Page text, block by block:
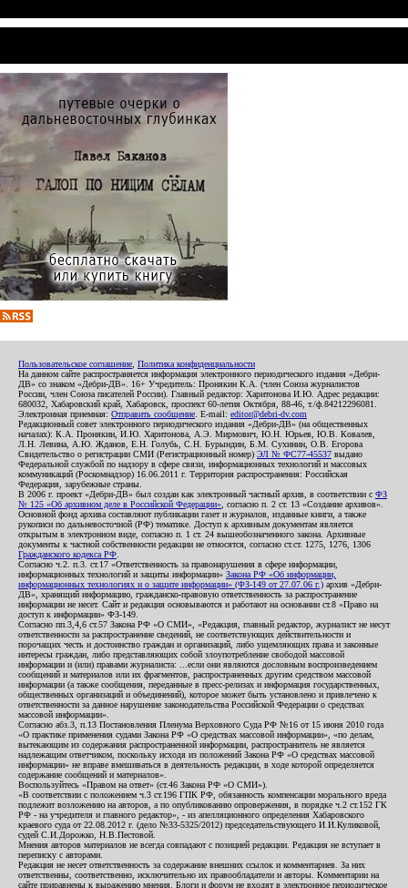
Пользовательское соглашение Политика конфиденциальности
На данном сайте распространяется информация электронного периодического издания «Дебри-
ДВ» со знаком «Дебри-ДВ». 16+ Учредитель: Пронякин К.А. (член Союза журналистов
России, член Союза писателей России). Главный редактор: Харитонова И.Ю. Адрес редакции:
680032, Хабаровский край, Хабаровск, проспект 60-летия Октября, 88-46, т./ф.84212296081.
Электронная приемная: Отправить сообщение . E-mail: editor@debri-dv.com
Редакционный совет электронного периодического издания «Дебри-ДВ» (на общественных
началах): К.А. Пронякин, И.Ю. Харитонова, А.Э. Мирмович, Ю.Н. Юрьев, Ю.В. Ковалев,
Л.Н. Левина, А.Ю. Жданов, Е.Н. Голубь, С.Н. Бурындин, Б.М. Сухинин, О.В. Егорова
Свидетельство о регистрации СМИ (Регистрационный номер) ЭЛ № ФС77-45537 выдано
Федеральной службой по надзору в сфере связи, информационных технологий и массовых
коммуникаций (Роскомнадзор) 16.06.2011 г. Территория распространения: Российская
Федерация, зарубежные страны.
В 2006 г. проект «Дебри-ДВ» был создан как электронный частный архив, в соответствии с ФЗ
№ 125 «Об архивном деле в Российской Федерации» , согласно п. 2 ст. 13 «Создание архивов».
Основной фонд архива составляют публикации газет и журналов, изданные книги, а также
рукописи по дальневосточной (РФ) тематике. Доступ к архивным документам является
открытым в электронном виде, согласно п. 1 ст. 24 вышеобозначенного закона. Архивные
документы к частной собственности редакции не относятся, согласно ст.ст. 1275, 1276, 1306
Гражданского кодекса РФ
Согласно ч.2. п.3. ст.17 «Ответственность за правонарушения в сфере информации,
информационных технологий и защиты информации» Закона РФ «Об информации,
информационных технологиях и о защите информации» (ФЗ-149 от 27.07.06 г.) архив «Дебри-
ДВ», хранящий информацию, гражданско-правовую ответственность за распространение
информации не несет. Сайт и редакция основываются и работают на основании ст.8 «Право на
доступ к информации» ФЗ-149.
Согласно пп.3,4,6 ст.57 Закона РФ «О СМИ», «Редакция, главный редактор, журналист не несут
ответственности за распространение сведений, не соответствующих действительности и
порочащих честь и достоинство граждан и организаций, либо ущемляющих права и законные
интересы граждан, либо представляющих собой злоупотребление свободой массовой
информации и (или) правами журналиста: ...если они являются дословным воспроизведением
сообщений и материалов или их фрагментов, распространенных другим средством массовой
информации (а также сообщения, переданные в пресс-релизах и информация государственных,
общественных организаций и объединений), которое может быть установлено и привлечено к
ответственности за данное нарушение законодательства Российской Федерации о средствах
массовой информации».
Согласно абз.3, п.13 Постановления Пленума Верховного Суда РФ №16 от 15 июня 2010 года
«О практике применения судами Закона РФ «О средствах массовой информации», «по делам,
вытекающим из содержания распространенной информации, распространитель не является
надлежащим ответчиком, поскольку исходя из положений Закона РФ «О средствах массовой
информации» не вправе вмешиваться в деятельность редакции, в ходе которой определяется
содержание сообщений и материалов».
Воспользуйтесь «Правом на ответ» (ст.46 Закона РФ «О СМИ»).
«В соответствии с положением ч.3 ст.196 ГПК РФ, обязанность компенсации морального вреда
подлежит возложению на авторов, а по опубликованию опровержения, в порядке ч.2 ст.152 ГК
РФ - на учредителя и главного редактор», - из апелляционного определения Хабаровского
краевого суда от 22.08.2012 г. (дело №33-5325/2012) председательствующего И.И.Куликовой,
судей С.И.Дорожко, Н.В.Пестовой.
Мнения авторов материалов не всегда совпадают с позицией редакции. Редакция не вступает в
переписку с авторами.
Редакция не несет ответственность за содержание внешних ссылок и комментариев. За них
ответственны, соответственно, исключительно их правообладатели и авторы. Комментарии на
сайте приравнены к выражению мнения. Блоги и форум не входят в электронное периодическое